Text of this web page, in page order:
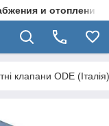
и отопления
клапани ODE